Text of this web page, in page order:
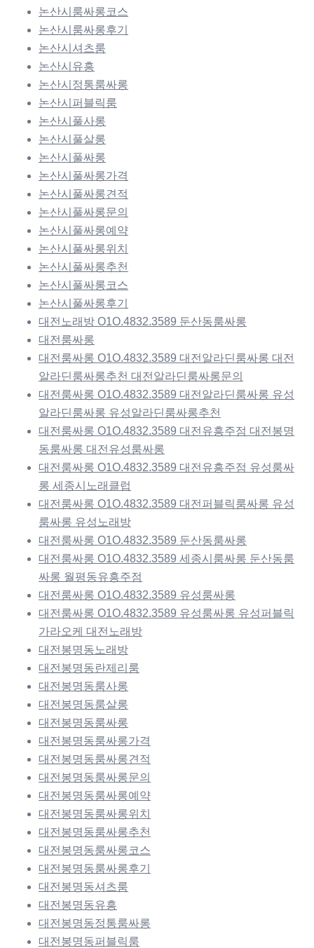
논산시룸싸롱코스
논산시룸싸롱후기
논산시셔츠룸
논산시유흥
논산시정통룸싸롱
논산시퍼블릭룸
논산시풀사롱
논산시풀살롱
논산시풀싸롱
논산시풀싸롱가격
논산시풀싸롱견적
논산시풀싸롱문의
논산시풀싸롱예약
논산시풀싸롱위치
논산시풀싸롱추천
논산시풀싸롱코스
논산시풀싸롱후기
대전노래방 O1O.4832.3589 둔산동룸싸롱
대전룸싸롱
대전룸싸롱 O1O.4832.3589 대전알라딘룸싸롱 대전
알라딘룸싸롱추천 대전알라딘룸싸롱문의
대전룸싸롱 O1O.4832.3589 대전알라딘룸싸롱 유성
알라딘룸싸롱 유성알라딘룸싸롱추천
대전룸싸롱 O1O.4832.3589 대전유흥주점 대전봉명
동룸싸롱 대전유성룸싸롱
대전룸싸롱 O1O.4832.3589 대전유흥주점 유성룸싸
롱 세종시노래클럽
대전룸싸롱 O1O.4832.3589 대전퍼블릭룸싸롱 유성
룸싸롱 유성노래방
대전룸싸롱 O1O.4832.3589 둔산동룸싸롱
대전룸싸롱 O1O.4832.3589 세종시룸싸롱 둔산동룸
싸롱 월평동유흥주점
대전룸싸롱 O1O.4832.3589 유성룸싸롱
대전룸싸롱 O1O.4832.3589 유성룸싸롱 유성퍼블릭
가라오케 대전노래방
대전봉명동노래방
대전봉명동란제리룸
대전봉명동룸사롱
대전봉명동룸살롱
대전봉명동룸싸롱
대전봉명동룸싸롱가격
대전봉명동룸싸롱견적
대전봉명동룸싸롱문의
대전봉명동룸싸롱예약
대전봉명동룸싸롱위치
대전봉명동룸싸롱추천
대전봉명동룸싸롱코스
대전봉명동룸싸롱후기
대전봉명동셔츠룸
대전봉명동유흥
대전봉명동정통룸싸롱
대전봉명동퍼블릭룸